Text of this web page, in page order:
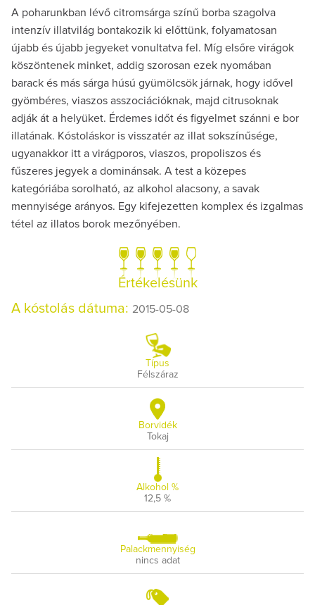
A poharunkban lévő citromsárga színű borba szagolva
intenzív illatvilág bontakozik ki előttünk, folyamatosan
újabb és újabb jegyeket vonultatva fel. Míg elsőre virágok
köszöntenek minket, addig szorosan ezek nyomában
barack és más sárga húsú gyümölcsök járnak, hogy idővel
gyömbéres, viaszos asszociációknak, majd citrusoknak
adják át a helyüket. Érdemes időt és figyelmet szánni e bor
illatának. Kóstoláskor is visszatér az illat sokszínűsége,
ugyanakkor itt a virágporos, viaszos, propoliszos és
fűszeres jegyek a dominánsak. A test a közepes
kategóriába sorolható, az alkohol alacsony, a savak
mennyisége arányos. Egy kifejezetten komplex és izgalmas
tétel az illatos borok mezőnyében.
Értékelésünk
A kóstolás dátuma: 2015-05-08
Típus
Félszáraz
Borvidék
Tokaj
Alkohol %
12,5 %
Palackmennyiség
nincs adat